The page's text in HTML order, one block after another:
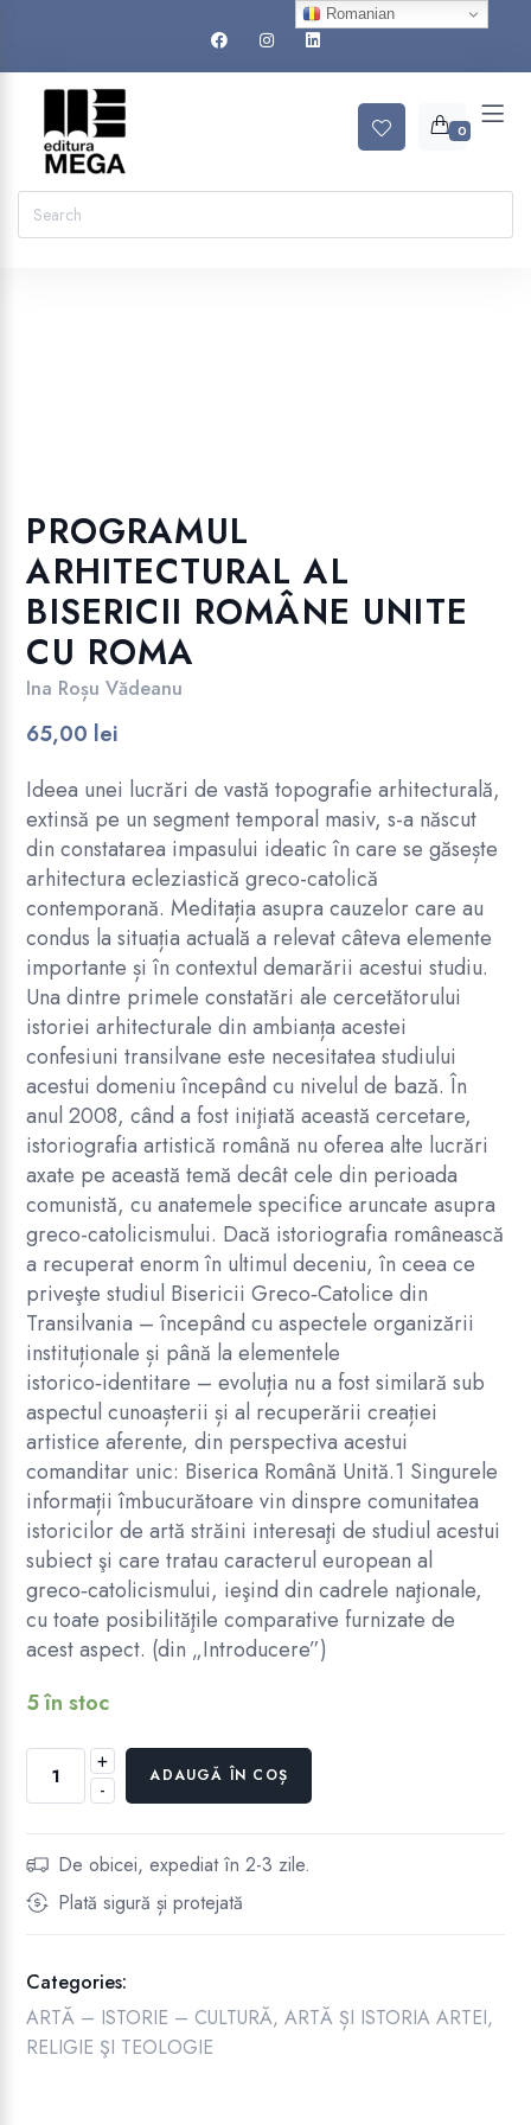
0
PROGRAMUL
ARHITECTURAL AL
BISERICII ROMÂNE UNITE
CU ROMA
Ina Roșu Vădeanu
65,00 lei
Ideea unei lucrări de vastă topografie arhitecturală,
extinsă pe un segment temporal masiv, s-a născut
din constatarea impasului ideatic în care se găsește
arhitectura ecleziastică greco-catolică
contemporană. Meditația asupra cauzelor care au
condus la situația actuală a relevat câteva elemente
importante și în contextul demarării acestui studiu.
Una dintre primele constatări ale cercetătorului
istoriei arhitecturale din ambianța acestei
confesiuni transilvane este necesitatea studiului
acestui domeniu începând cu nivelul de bază. În
anul 2008, când a fost iniţiată această cercetare,
istoriografia artistică română nu oferea alte lucrări
axate pe această temă decât cele din perioada
comunistă, cu anatemele specifice aruncate asupra
greco-catolicismului. Dacă istoriografia românească
a recuperat enorm în ultimul deceniu, în ceea ce
priveşte studiul Bisericii Greco‑Catolice din
Transilvania – începând cu aspectele organizării
instituționale și până la elementele
istorico‑identitare – evoluția nu a fost similară sub
aspectul cunoașterii și al recuperării creației
artistice aferente, din perspectiva acestui
comanditar unic: Biserica Română Unită.1 Singurele
informații îmbucurătoare vin dinspre comunitatea
istoricilor de artă străini interesaţi de studiul acestui
subiect şi care tratau caracterul european al
greco‑catolicismului, ieşind din cadrele naţionale,
cu toate posibilităţile comparative furnizate de
acest aspect. (din „Introducere”)
5 în stoc
-
PROGRAMUL
AL
BISERICII
ROMÂNE
CU
ROMA
+
ADAUGĂ ÎN COȘ
De obicei, expediat în 2-3 zile.
Plată sigură și protejată
Categories:
ARTĂ – ISTORIE – CULTURĂ,ARTĂ ȘI ISTORIA ARTEI,
RELIGIE ŞI TEOLOGIE
Romanian